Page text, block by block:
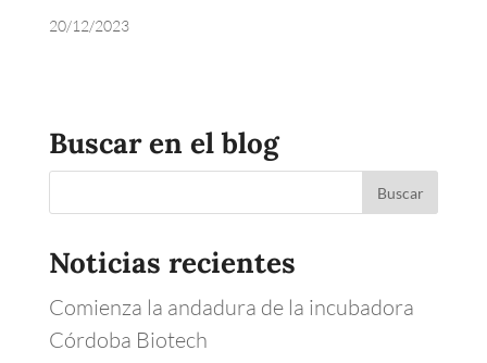
20/12/2023
Buscar en el blog
Noticias recientes
Comienza la andadura de la incubadora
Córdoba Biotech